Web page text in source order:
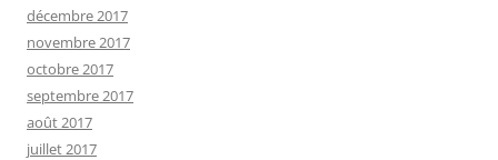
décembre 2017
novembre 2017
octobre 2017
septembre 2017
août 2017
juillet 2017